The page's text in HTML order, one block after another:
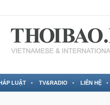
LUẬT TV&RADIO LIÊN HỆ